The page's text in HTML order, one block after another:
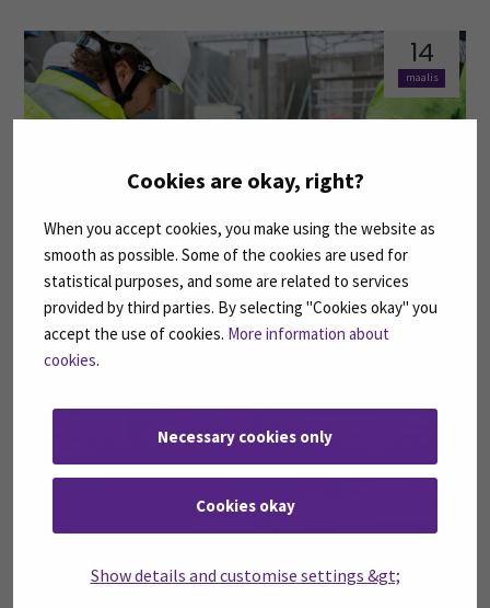
Cookies are okay, right?
When you accept cookies, you make using the website as
smooth as possible. Some of the cookies are used for
statistical purposes, and some are related to services
provided by third parties. By selecting "Cookies okay" you
accept the use of cookies. More information about
cookies.
Necessary cookies only
Cookies okay
Show details and customise settings &gt;
14
maalis
Kokemuksia rakennustekniikan insinööriopinnoista
Kokemuksesta voimaa: Insinööriopiskelija rakentaa